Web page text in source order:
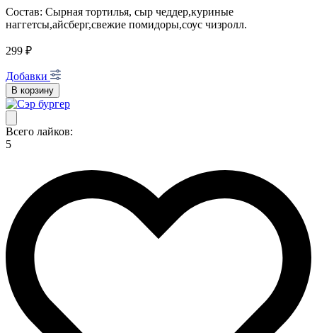
Состав: Сырная тортилья, сыр чеддер,куриные
наггетсы,айсберг,свежие помидоры,соус чизролл.
299 ₽
Добавки
В корзину
Всего лайков:
5